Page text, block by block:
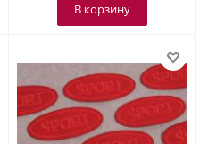
В корзину